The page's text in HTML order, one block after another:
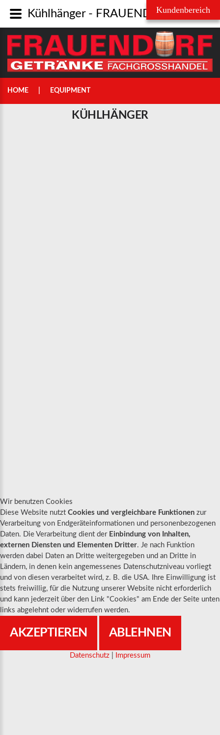
HOME EQUIPMENT
KÜHLHÄNGER
WERNESGRÜNER
Passwort
Wir benutzen Cookies
Diese Website nutzt Cookies und vergleichbare Funktionen zur
Verarbeitung von Endgeräteinformationen und personenbezogenen
Daten. Die Verarbeitung dient der Einbindung von Inhalten,
externen Diensten und Elementen Dritter. Je nach Funktion
werden dabei Daten an Dritte weitergegeben und an Dritte in
Ländern, in denen kein angemessenes Datenschutzniveau vorliegt
und von diesen verarbeitet wird, z. B. die USA. Ihre Einwilligung ist
stets freiwillig, für die Nutzung unserer Website nicht erforderlich
und kann jederzeit über den Link "Cookies" am Ende der Seite unten
links abgelehnt oder widerrufen werden.
AKZEPTIEREN ABLEHNEN
Datenschutz Impressum
Kühlhänger - FRAUENDORF Getränke Fachgroßhandel GmbH